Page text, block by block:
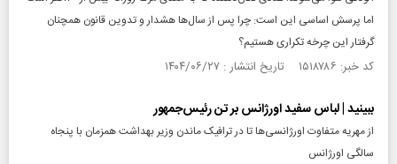
اما پرسش اساسی این است: چرا پس از سال‌ها هشدار و تدوین قانون همچنان
گرفتار این چرخه تکراری هستیم؟
کد خبر: ۱۵۱۸۷۸۶ تاریخ انتشار : ۱۴۰۴/۰۶/۲۷
ببینید | لباس سفید اورژانس بر تن رئیس‌جمهور
از مهریه متفاوت اورژانسی‌ها تا در ترافیک ماندن وزیر بهداشت همزمان با پنجاه
سالگی اورژانس